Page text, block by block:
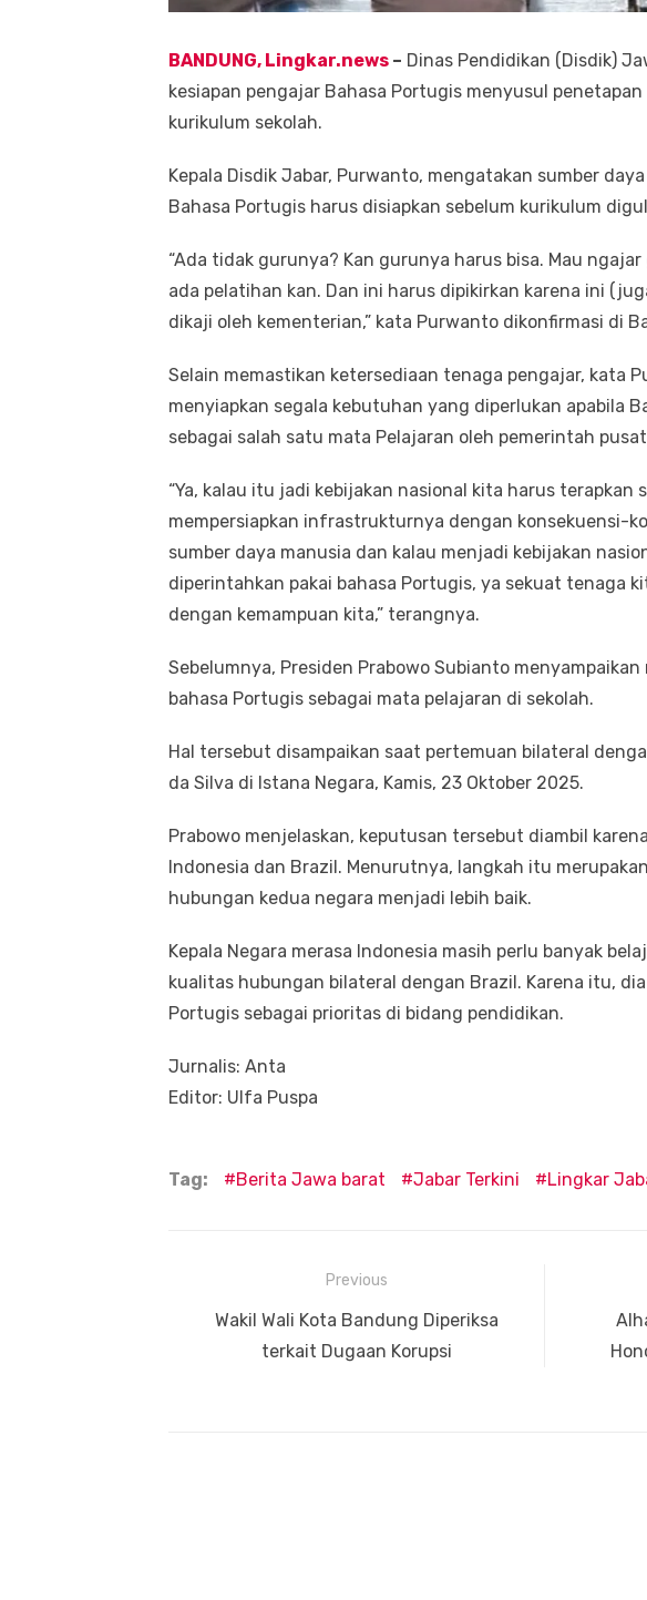
BANDUNG, Lingkar.news – Dinas Pendidikan (Disdik)
kesiapan pengajar Bahasa Portugis menyusul
kurikulum sekolah.
Kepala Disdik Jabar, Purwanto, mengatakan sumber
Bahasa Portugis harus disiapkan sebelum kurikulum
“Ada tidak gurunya? Kan gurunya harus bisa. Mau
ada pelatihan kan. Dan ini harus dipikirkan karena ini
dikaji oleh kementerian,” kata Purwanto dikonfirmasi di
Selain memastikan ketersediaan tenaga pengajar, kata
menyiapkan segala kebutuhan yang diperlukan apabila
sebagai salah satu mata Pelajaran oleh pemerintah
“Ya, kalau itu jadi kebijakan nasional kita harus terapkan
mempersiapkan infrastrukturnya dengan konsekuensi-
sumber daya manusia dan kalau menjadi kebijakan
diperintahkan pakai bahasa Portugis, ya sekuat tenaga
dengan kemampuan kita,” terangnya.
Sebelumnya, Presiden Prabowo Subianto
bahasa Portugis sebagai mata pelajaran di sekolah.
Hal tersebut disampaikan saat pertemuan bilateral
da Silva di Istana Negara, Kamis, 23 Oktober 2025.
Prabowo menjelaskan, keputusan tersebut diambil
Indonesia dan Brazil. Menurutnya, langkah itu
hubungan kedua negara menjadi lebih baik.
Kepala Negara merasa Indonesia masih perlu banyak
kualitas hubungan bilateral dengan Brazil. Karena itu,
Portugis sebagai prioritas di bidang pendidikan.
Jurnalis: Anta
Editor: Ulfa Puspa
Tag: Berita Jawa barat Jabar Terkini Lingkar
pos
Previous
Previous
Wakil Wali Kota Bandung Diperiksa
terkait Dugaan Korupsi
Next
post: